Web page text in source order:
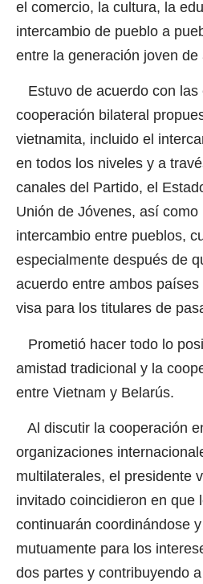
el comercio, la cultura, la
intercambio de pueblo a
entre la generación joven
Estuvo de acuerdo con las
cooperación bilateral
vietnamita, incluido el
en todos los niveles y a
canales del Partido, el
Unión de Jóvenes, así como
intercambio entre pueblos,
especialmente después de
acuerdo entre ambos
visa para los titulares de
Prometió hacer todo lo
amistad tradicional y la
entre Vietnam y Belarús.
Al discutir la cooperación
organizaciones
multilaterales, el presidente
invitado coincidieron en que
continuarán coordinándose
mutuamente para los
dos partes y contribuyendo